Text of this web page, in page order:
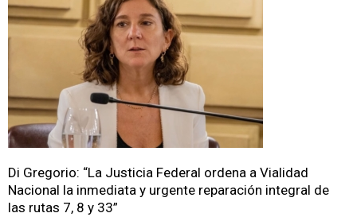
Di Gregorio: “La Justicia Federal ordena a Vialidad
Nacional la inmediata y urgente reparación integral de
las rutas 7, 8 y 33”